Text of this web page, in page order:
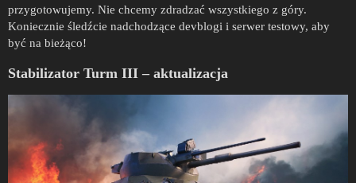
przygotowujemy. Nie chcemy zdradzać wszystkiego z góry.
Koniecznie śledźcie nadchodzące devblogi i serwer testowy, aby
być na bieżąco!
Stabilizator Turm III – aktualizacja